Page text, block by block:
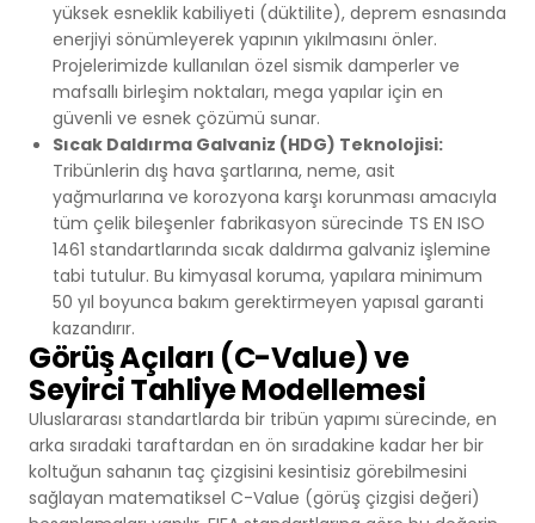
yüksek esneklik kabiliyeti (düktilite), deprem esnasında
enerjiyi sönümleyerek yapının yıkılmasını önler.
Projelerimizde kullanılan özel sismik damperler ve
mafsallı birleşim noktaları, mega yapılar için en
güvenli ve esnek çözümü sunar.
Sıcak Daldırma Galvaniz (HDG) Teknolojisi:
Tribünlerin dış hava şartlarına, neme, asit
yağmurlarına ve korozyona karşı korunması amacıyla
tüm çelik bileşenler fabrikasyon sürecinde TS EN ISO
1461 standartlarında sıcak daldırma galvaniz işlemine
tabi tutulur. Bu kimyasal koruma, yapılara minimum
50 yıl boyunca bakım gerektirmeyen yapısal garanti
kazandırır.
Görüş Açıları (C-Value) ve
Seyirci Tahliye Modellemesi
Uluslararası standartlarda bir tribün yapımı sürecinde, en
arka sıradaki taraftardan en ön sıradakine kadar her bir
koltuğun sahanın taç çizgisini kesintisiz görebilmesini
sağlayan matematiksel C-Value (görüş çizgisi değeri)